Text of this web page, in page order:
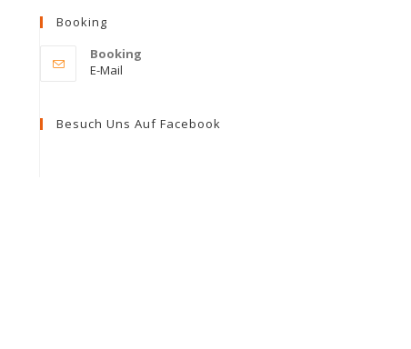
Booking
Booking
E-Mail
application
Besuch Uns Auf Facebook